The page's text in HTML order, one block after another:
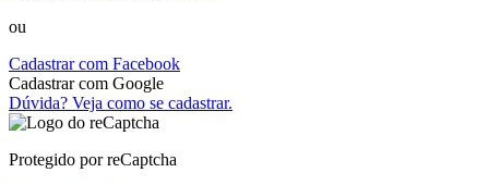
ou
Cadastrar com Facebook
Cadastrar com Google
Dúvida? Veja como se cadastrar.
Protegido por reCaptcha